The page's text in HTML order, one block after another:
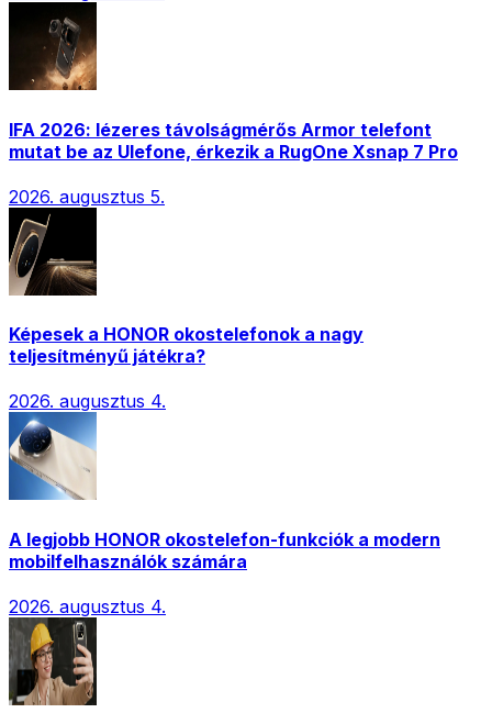
IFA 2026: lézeres távolságmérős Armor telefont
mutat be az Ulefone, érkezik a RugOne Xsnap 7 Pro
2026. augusztus 5.
Képesek a HONOR okostelefonok a nagy
teljesítményű játékra?
2026. augusztus 4.
A legjobb HONOR okostelefon-funkciók a modern
mobilfelhasználók számára
2026. augusztus 4.